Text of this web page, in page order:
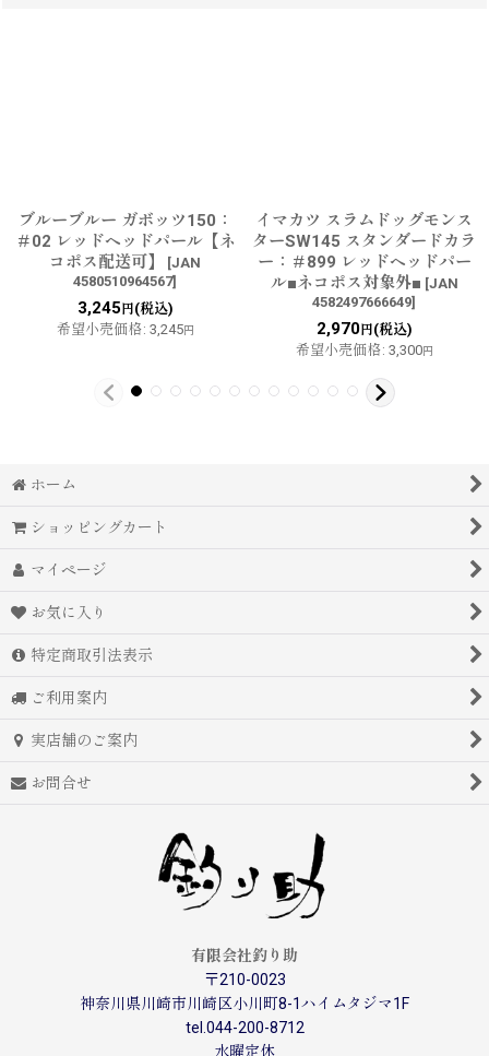
ブルーブルー ガボッツ150：
＃02 レッドヘッドパール【ネ
コポス配送可】
[JAN
4580510964567]
3,245円(税込)
希望小売価格: 3,245円
イマカツ スラムドッグモンス
ターSW145 スタンダードカラ
ー：＃899 レッドヘッドパー
ル■ネコポス対象外■ [JAN
4582497666649]
2,970円(税込)
希望小売価格: 3,300円
ホーム
ショッピングカート
マイページ
お気に入り
特定商取引法表示
ご利用案内
実店舗のご案内
お問合せ
有限会社釣り助
〒210-0023
神奈川県川崎市川崎区小川町8-1ハイムタジマ1F
tel.044-200-8712
水曜定休